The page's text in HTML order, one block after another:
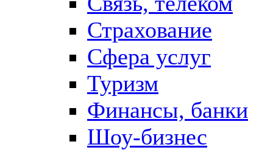
Страхование
Сфера услуг
Туризм
Финансы, банки
Шоу-бизнес